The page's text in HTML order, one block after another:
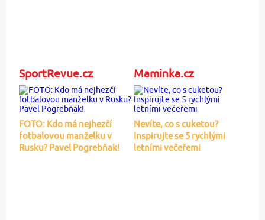
SportRevue.cz
FOTO: Kdo má nejhezčí
fotbalovou manželku v
Rusku? Pavel Pogrebňak!
Maminka.cz
Nevíte, co s cuketou?
Inspirujte se 5 rychlými
letními večeřemi